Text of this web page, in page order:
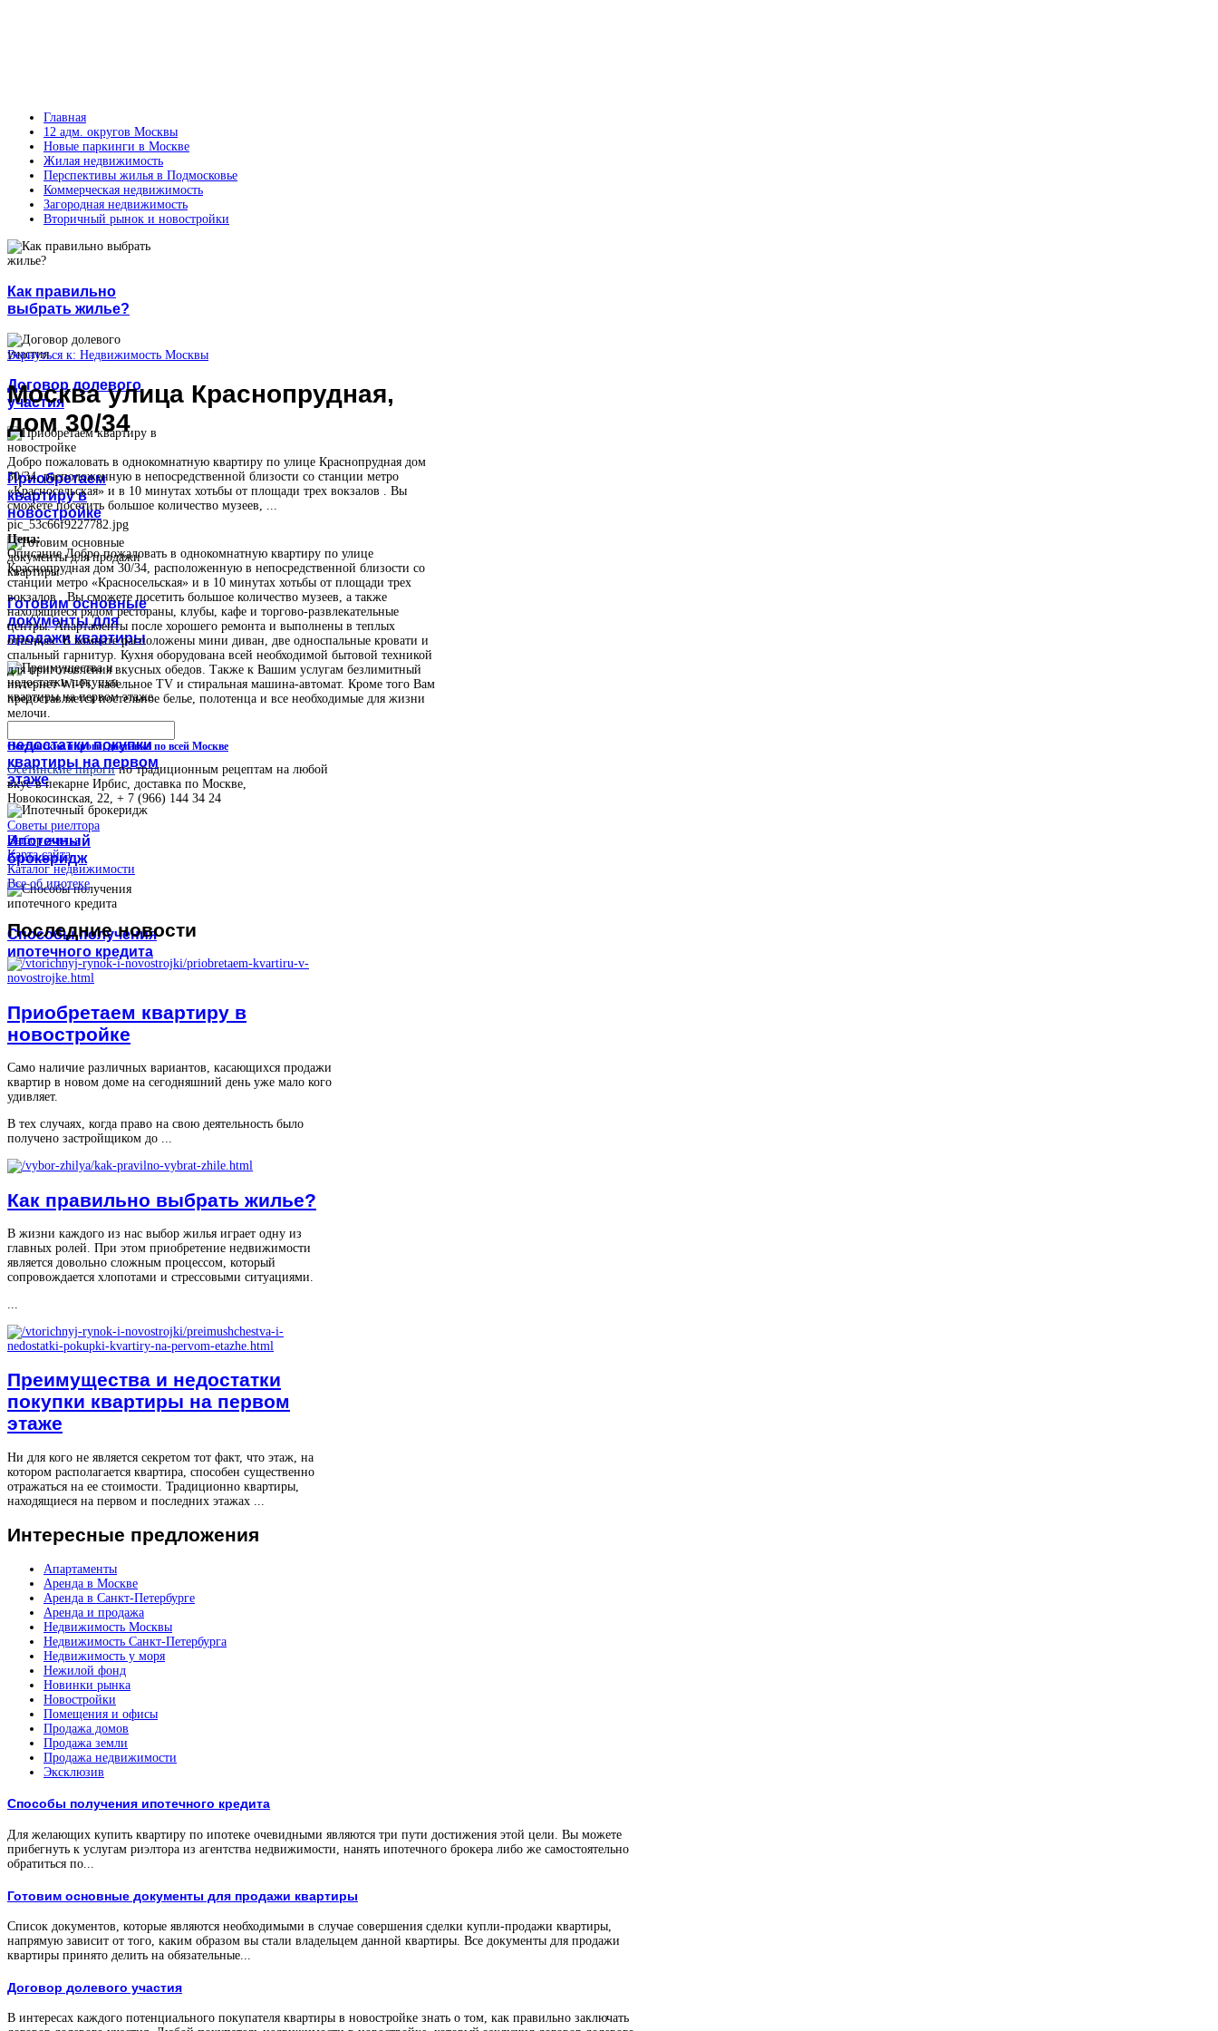
Главная
12 адм. округов Москвы
Новые паркинги в Москве
Жилая недвижимость
Перспективы жилья в Подмосковье
Коммерческая недвижимость
Загородная недвижимость
Вторичный рынок и новостройки
Как правильно
выбрать жилье?
Договор долевого
участия
Приобретаем
квартиру в
новостройке
Готовим основные
документы для
продажи квартиры
недостатки покупки
квартиры на первом
этаже
Ипотечный
брокеридж
Способы получения
ипотечного кредита
Вернуться к: Недвижимость Москвы
Москва улица Краснопрудная,
дом 30/34
Добро пожаловать в однокомнатную квартиру по улице Краснопрудная дом
30/34, расположенную в непосредственной близости со станции метро
«Красносельская» и в 10 минутах хотьбы от площади трех вокзалов . Вы
сможете посетить большое количество музеев, ...
pic_53c66f9227782.jpg
Цена:
Описание Добро пожаловать в однокомнатную квартиру по улице
Краснопрудная дом 30/34, расположенную в непосредственной близости со
станции метро «Красносельская» и в 10 минутах хотьбы от площади трех
вокзалов . Вы сможете посетить большое количество музеев, а также
находящиеся рядом рестораны, клубы, кафе и торгово-развлекательные
центры. Апартаменты после хорошего ремонта и выполнены в теплых
оттенках. В комнате расположены мини диван, две односпальные кровати и
спальный гарнитур. Кухня оборудована всей необходимой бытовой техникой
для приготовления вкусных обедов. Также к Вашим услугам безлимитный
интернет Wi-Fi, кабельное TV и стиральная машина-автомат. Кроме того Вам
предоставляется постельное белье, полотенца и все необходимые для жизни
мелочи.
Осетинские пироги, доставка по всей Москве
Осетинские пирогипо традиционным рецептам на любой
вкус в пекарне Ирбис, доставка по Москве,
Новокосинская, 22, + 7 (966) 144 34 24
Советы риелтора
Выбор жилья
Карта сайта
Каталог недвижимости
Все об ипотеке
Последниеновости
Приобретаем квартиру в
новостройке
Само наличие различных вариантов, касающихся продажи
квартир в новом доме на сегодняшний день уже мало кого
удивляет.
В тех случаях, когда право на свою деятельность было
получено застройщиком до ...
Как правильно выбрать жилье?
В жизни каждого из нас выбор жилья играет одну из
главных ролей. При этом приобретение недвижимости
является довольно сложным процессом, который
сопровождается хлопотами и стрессовыми ситуациями.
...
Преимущества и недостатки
покупки квартиры на первом
этаже
Ни для кого не является секретом тот факт, что этаж, на
котором располагается квартира, способен существенно
отражаться на ее стоимости. Традиционно квартиры,
находящиеся на первом и последних этажах ...
Интересные предложения
Апартаменты
Аренда в Москве
Аренда в Санкт-Петербурге
Аренда и продажа
Недвижимость Москвы
Недвижимость Санкт-Петербурга
Недвижимость у моря
Нежилой фонд
Новинки рынка
Новостройки
Помещения и офисы
Продажа домов
Продажа земли
Продажа недвижимости
Эксклюзив
Способы получения ипотечного кредита
Для желающих купить квартиру по ипотеке очевидными являются три пути достижения этой цели. Вы можете
прибегнуть к услугам риэлтора из агентства недвижимости, нанять ипотечного брокера либо же самостоятельно
обратиться по...
Готовим основные документы для продажи квартиры
Список документов, которые являются необходимыми в случае совершения сделки купли-продажи квартиры,
напрямую зависит от того, каким образом вы стали владельцем данной квартиры. Все документы для продажи
квартиры принято делить на обязательные...
Договор долевого участия
В интересах каждого потенциального покупателя квартиры в новостройке знать о том, как правильно заключать